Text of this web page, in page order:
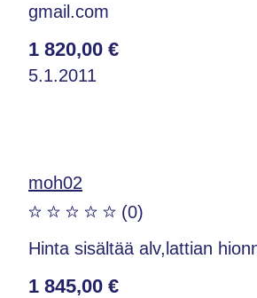
gmail.com
1 820,00 €
5.1.2011
moh02
(0)
Hinta sisältää alv,lattian
1 845,00 €